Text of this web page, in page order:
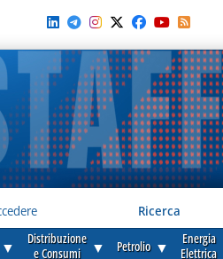
Ricerca
▼
Distribuzione
e Consumi
▼ Petrolio ▼
Energia
Elettrica